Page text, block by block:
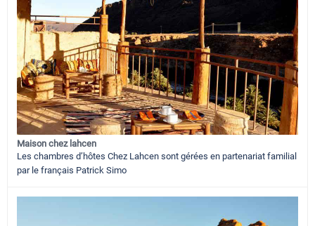
Maison chez lahcen
Les chambres d’hôtes Chez Lahcen sont gérées en partenariat familial
par le français Patrick Simo